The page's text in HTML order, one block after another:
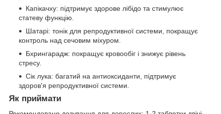
Капікачху: підтримує здорове лібідо та стимулює
статеву функцію.
Шатарі: тонік для репродуктивної системи, покращує
контроль над сечовим міхуром.
Бхрингарадж: покращує кровообіг і знижує рівень
стресу.
Сік лука: багатий на антиоксиданти, підтримує
здоров'я репродуктивної системи.
Як приймати